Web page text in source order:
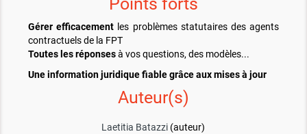
Points forts
Gérer efficacement les problèmes statutaires des agents
contractuels de la FPT
Toutes les réponsesà vos questions, des modèles...
Une information juridique fiablegrâce aux mises à jour
Auteur(s)
Laetitia Batazzi (auteur)